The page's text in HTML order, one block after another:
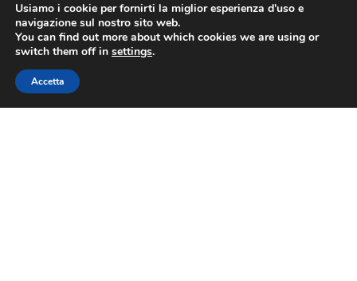
PRECEDENTE
Usiamo i cookie per fornirti la miglior esperienza d'uso e
navigazione sul nostro sito web.
You can find out more about which cookies we are using or
switch them off in settings.
Accetta